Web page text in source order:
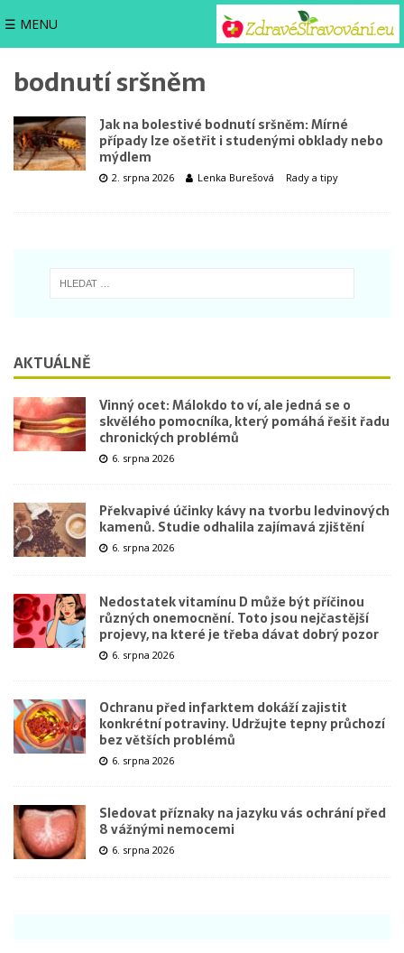
☰ MENU
bodnutí sršněm
Jak na bolestivé bodnutí sršněm: Mírné
případy lze ošetřit i studenými obklady nebo
mýdlem
2. srpna 2026 Lenka Burešová Rady a tipy
AKTUÁLNĚ
Vinný ocet: Málokdo to ví, ale jedná se o
skvělého pomocníka, který pomáhá řešit řadu
chronických problémů
6. srpna 2026
Překvapivé účinky kávy na tvorbu ledvinových
kamenů. Studie odhalila zajímavá zjištění
6. srpna 2026
Nedostatek vitamínu D může být příčinou
různých onemocnění. Toto jsou nejčastější
projevy, na které je třeba dávat dobrý pozor
6. srpna 2026
Ochranu před infarktem dokáží zajistit
konkrétní potraviny. Udržujte tepny průchozí
bez větších problémů
6. srpna 2026
Sledovat příznaky na jazyku vás ochrání před
8 vážnými nemocemi
6. srpna 2026